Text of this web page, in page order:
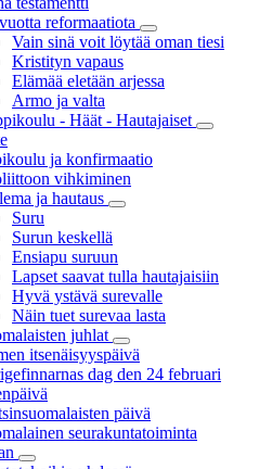
reformaatiota
Vain sinä voit löytää oman tiesi
Kristityn vapaus
Elämää eletään arjessa
Armo ja valta
- Häät - Hautajaiset
ja konfirmaatio
vihkiminen
ja hautaus
Suru
Surun keskellä
Ensiapu suruun
Lapset saavat tulla hautajaisiin
Hyvä ystävä surevalle
Näin tuet surevaa lasta
juhlat
itsenäisyyspäivä
dag den 24 februari
päivä
seurakuntatoiminta